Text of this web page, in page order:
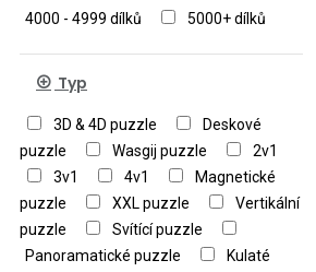
Francesco Hayez
Ruyer
Franz Marc
Gal
Barkan
Morita
Howard Robinson
James
Alexander
James Tissot
Patrik Krasny
Jan van Haasteren
4000 - 4999 dílků
5000+ dílků
Typ
3D & 4D puzzle
Deskové
puzzle
Wasgij puzzle
2v1
3v1
4v1
Magnetické
puzzle
XXL puzzle
Vertikální
puzzle
Svítící puzzle
Panoramatické puzzle
Kulaté